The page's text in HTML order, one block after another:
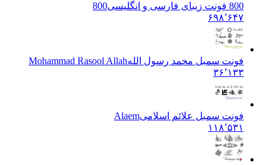
800 فونت زیبای فارسی و انگلیسی
800
۶۹۸٬۶۴۷
فونت سمبل محمد رسول اللهMohammad Rasool Allah
۳۶٬۱۳۳
فونت سمبل علائم اسلامیAlaem
۱۱۸٬۵۳۱